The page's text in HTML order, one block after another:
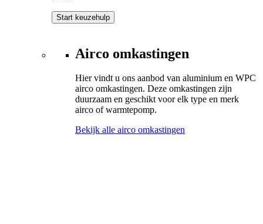
Start keuzehulp
Airco omkastingen
Hier vindt u ons aanbod van aluminium en WPC
airco omkastingen. Deze omkastingen zijn
duurzaam en geschikt voor elk type en merk
airco of warmtepomp.
Bekijk alle airco omkastingen